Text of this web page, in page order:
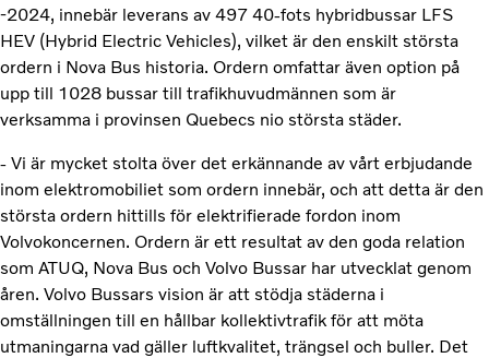
-2024, innebär leverans av 497 40-fots hybridbussar LFS
HEV (Hybrid Electric Vehicles), vilket är den enskilt största
ordern i Nova Bus historia. Ordern omfattar även option på
upp till 1028 bussar till trafikhuvudmännen som är
verksamma i provinsen Quebecs nio största städer.
- Vi är mycket stolta över det erkännande av vårt erbjudande
inom elektromobiliet som ordern innebär, och att detta är den
största ordern hittills för elektrifierade fordon inom
Volvokoncernen. Ordern är ett resultat av den goda relation
som ATUQ, Nova Bus och Volvo Bussar har utvecklat genom
åren. Volvo Bussars vision är att stödja städerna i
omställningen till en hållbar kollektivtrafik för att möta
utmaningarna vad gäller luftkvalitet, trängsel och buller. Det